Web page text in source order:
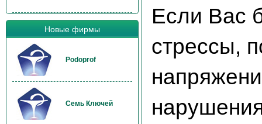
Новые фирмы
Podoprof
Семь Ключей
Если Вас
стрессы,